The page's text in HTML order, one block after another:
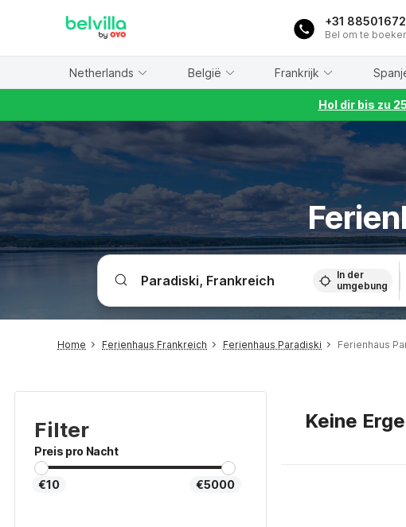
+31
Bel om te
Netherlands België Frankrijk
Hol dir bis zu
In der
umgebung
Home Ferienhaus Frankreich Ferienhaus Paradiski Ferienhaus
Filter
Preis pro Nacht
€10 €5000
Keine